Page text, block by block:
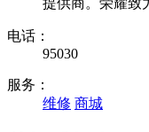
电话：
95030
服务：
维修 商城